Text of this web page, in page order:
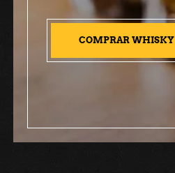
COMPRAR WHISKY